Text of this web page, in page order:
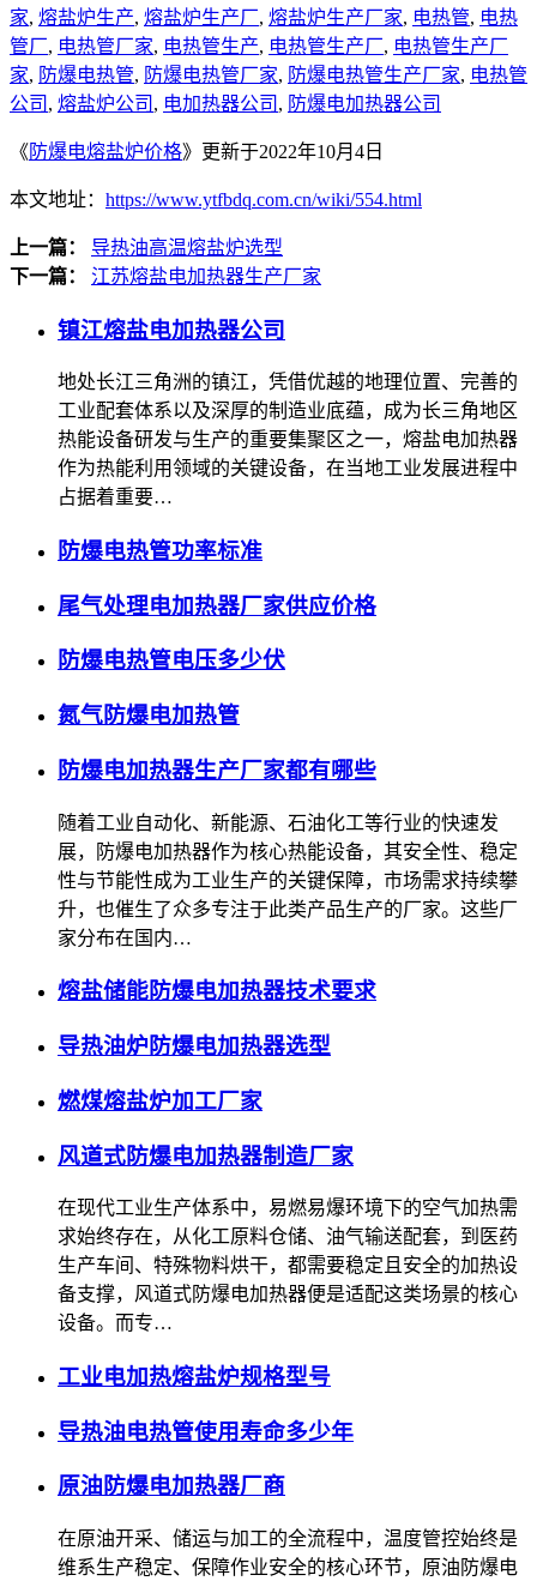
家, 熔盐炉生产, 熔盐炉生产厂, 熔盐炉生产厂家, 电热管, 电热
管厂, 电热管厂家, 电热管生产, 电热管生产厂, 电热管生产厂
家, 防爆电热管, 防爆电热管厂家, 防爆电热管生产厂家, 电热管
公司 , 熔盐炉公司 , 电加热器公司 , 防爆电加热器公司
《 防爆电熔盐炉价格》更新于2022年10月4日
本文地址： https://www.ytfbdq.com.cn/wiki/554.html
上一篇：
导热油高温熔盐炉选型
下一篇：
江苏熔盐电加热器生产厂家
镇江熔盐电加热器公司
地处长江三角洲的镇江，凭借优越的地理位置、完善的
工业配套体系以及深厚的制造业底蕴，成为长三角地区
热能设备研发与生产的重要集聚区之一，熔盐电加热器
作为热能利用领域的关键设备，在当地工业发展进程中
占据着重要…
防爆电热管功率标准
尾气处理电加热器厂家供应价格
防爆电热管电压多少伏
氮气防爆电加热管
防爆电加热器生产厂家都有哪些
随着工业自动化、新能源、石油化工等行业的快速发
展，防爆电加热器作为核心热能设备，其安全性、稳定
性与节能性成为工业生产的关键保障，市场需求持续攀
升，也催生了众多专注于此类产品生产的厂家。这些厂
家分布在国内…
熔盐储能防爆电加热器技术要求
导热油炉防爆电加热器选型
燃煤熔盐炉加工厂家
风道式防爆电加热器制造厂家
在现代工业生产体系中，易燃易爆环境下的空气加热需
求始终存在，从化工原料仓储、油气输送配套，到医药
生产车间、特殊物料烘干，都需要稳定且安全的加热设
备支撑，风道式防爆电加热器便是适配这类场景的核心
设备。而专…
工业电加热熔盐炉规格型号
导热油电热管使用寿命多少年
原油防爆电加热器厂商
在原油开采、储运与加工的全流程中，温度管控始终是
维系生产稳定、保障作业安全的核心环节，原油防爆电